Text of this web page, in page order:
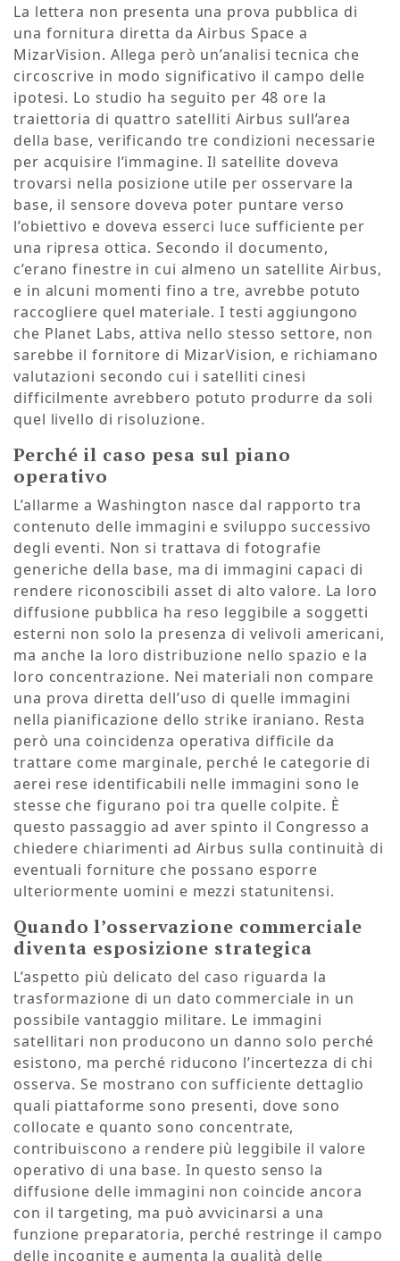
La lettera non presenta una prova pubblica di
una fornitura diretta da Airbus Space a
MizarVision. Allega però un’analisi tecnica che
circoscrive in modo significativo il campo delle
ipotesi. Lo studio ha seguito per 48 ore la
traiettoria di quattro satelliti Airbus sull’area
della base, verificando tre condizioni necessarie
per acquisire l’immagine. Il satellite doveva
trovarsi nella posizione utile per osservare la
base, il sensore doveva poter puntare verso
l’obiettivo e doveva esserci luce sufficiente per
una ripresa ottica. Secondo il documento,
c’erano finestre in cui almeno un satellite Airbus,
e in alcuni momenti fino a tre, avrebbe potuto
raccogliere quel materiale. I testi aggiungono
che Planet Labs, attiva nello stesso settore, non
sarebbe il fornitore di MizarVision, e richiamano
valutazioni secondo cui i satelliti cinesi
difficilmente avrebbero potuto produrre da soli
quel livello di risoluzione.
Perché il caso pesa sul piano
operativo
L’allarme a Washington nasce dal rapporto tra
contenuto delle immagini e sviluppo successivo
degli eventi. Non si trattava di fotografie
generiche della base, ma di immagini capaci di
rendere riconoscibili asset di alto valore. La loro
diffusione pubblica ha reso leggibile a soggetti
esterni non solo la presenza di velivoli americani,
ma anche la loro distribuzione nello spazio e la
loro concentrazione. Nei materiali non compare
una prova diretta dell’uso di quelle immagini
nella pianificazione dello strike iraniano. Resta
però una coincidenza operativa difficile da
trattare come marginale, perché le categorie di
aerei rese identificabili nelle immagini sono le
stesse che figurano poi tra quelle colpite. È
questo passaggio ad aver spinto il Congresso a
chiedere chiarimenti ad Airbus sulla continuità di
eventuali forniture che possano esporre
ulteriormente uomini e mezzi statunitensi.
Quando l’osservazione commerciale
diventa esposizione strategica
L’aspetto più delicato del caso riguarda la
trasformazione di un dato commerciale in un
possibile vantaggio militare. Le immagini
satellitari non producono un danno solo perché
esistono, ma perché riducono l’incertezza di chi
osserva. Se mostrano con sufficiente dettaglio
quali piattaforme sono presenti, dove sono
collocate e quanto sono concentrate,
contribuiscono a rendere più leggibile il valore
operativo di una base. In questo senso la
diffusione delle immagini non coincide ancora
con il targeting, ma può avvicinarsi a una
funzione preparatoria, perché restringe il campo
delle incognite e aumenta la qualità delle